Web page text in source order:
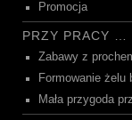
Promocja
PRZY PRACY …
Zabawy z
Formowanie żelu
Mała przygoda